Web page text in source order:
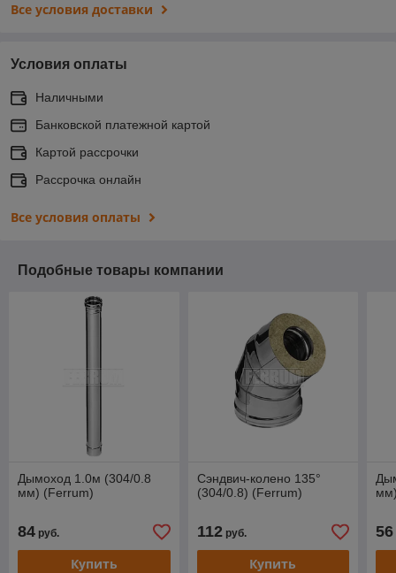
Все условия доставки
Условия оплаты
Наличными
Банковской платежной картой
Картой рассрочки
Рассрочка онлайн
Все условия оплаты
Подобные товары компании
Дымоход 1.0м (304/0.8
мм) (Ferrum)
84 руб.
Купить
Сэндвич-колено 135°
(304/0.8) (Ferrum)
112руб.
Купить
56